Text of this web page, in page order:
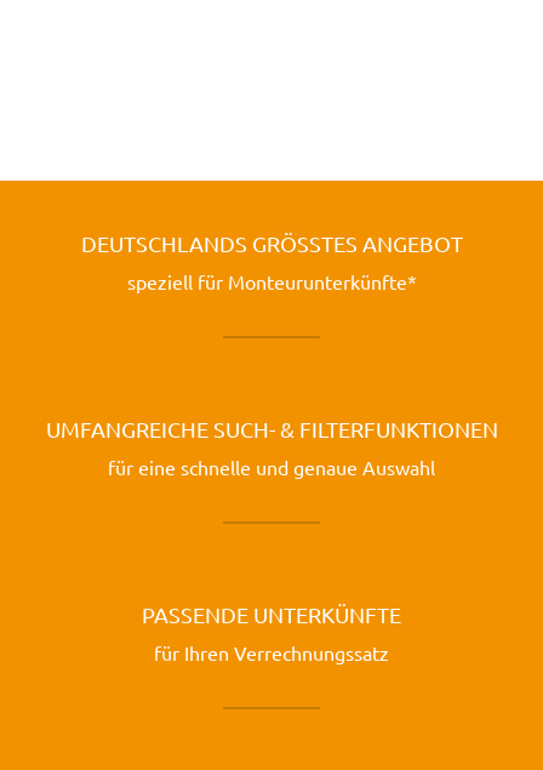
DEUTSCHLANDS GRÖSSTES ANGEBOT
speziell für Monteurunterkünfte*
UMFANGREICHE SUCH- & FILTERFUNKTIONEN
für eine schnelle und genaue Auswahl
PASSENDE UNTERKÜNFTE
für Ihren Verrechnungssatz